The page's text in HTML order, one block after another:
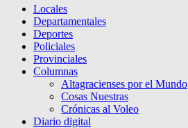
Locales
Departamentales
Deportes
Policiales
Provinciales
Columnas
Altagracienses por el Mundo
Cosas Nuestras
Crónicas al Voleo
Diario digital